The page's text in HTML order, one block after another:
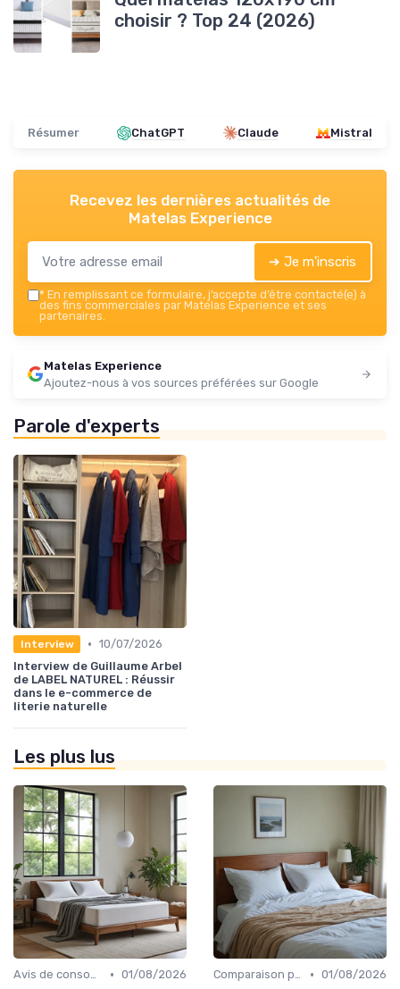
choisir ? Top 24 (2026)
Résumer ChatGPT Claude Mistral
Recevez les dernières actualités de
Matelas Experience
➔ Je m'inscris
* En remplissant ce formulaire, j’accepte d’être contacté(e) à
des fins commerciales par Matelas Experience et ses
partenaires.
Matelas Experience
Ajoutez-nous à vos sources préférées sur Google
Parole d'experts
Interview • 10/07/2026
Interview de Guillaume Arbel
de LABEL NATUREL : Réussir
dans le e-commerce de
literie naturelle
Les plus lus
Avis de consommateurs • 01/08/2026
Comparaison par marque • 01/08/2026